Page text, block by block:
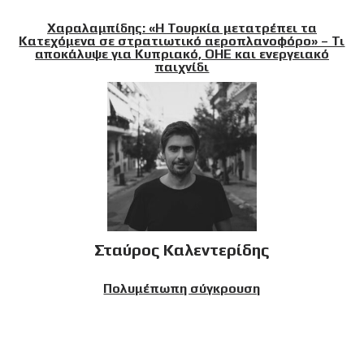
Χαραλαμπίδης: «Η Τουρκία μετατρέπει τα
Κατεχόμενα σε στρατιωτικό αεροπλανοφόρο» – Τι
αποκάλυψε για Κυπριακό, ΟΗΕ και ενεργειακό
παιχνίδι
Σταύρος Καλεντερίδης
Πολυμέπωπη σύγκρουση